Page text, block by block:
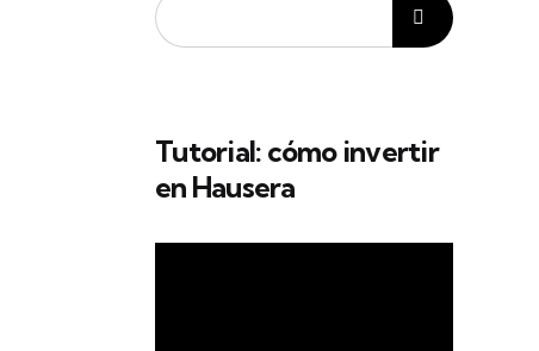
Tutorial: cómo invertir
en Hausera